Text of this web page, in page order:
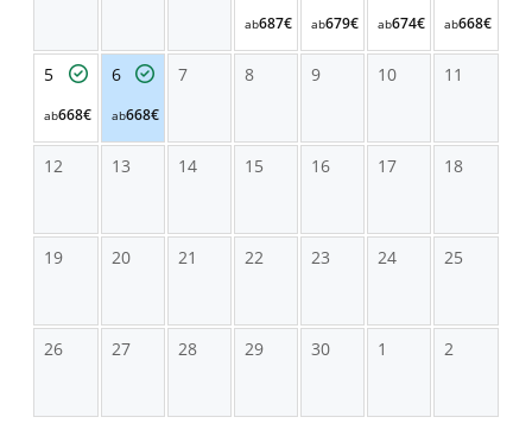
ab687€ ab679€ ab674€ ab668€
5
ab668€
6
ab668€
7 8 9 10 11
12 13 14 15 16 17 18
19 20 21 22 23 24 25
26 27 28 29 30 1 2